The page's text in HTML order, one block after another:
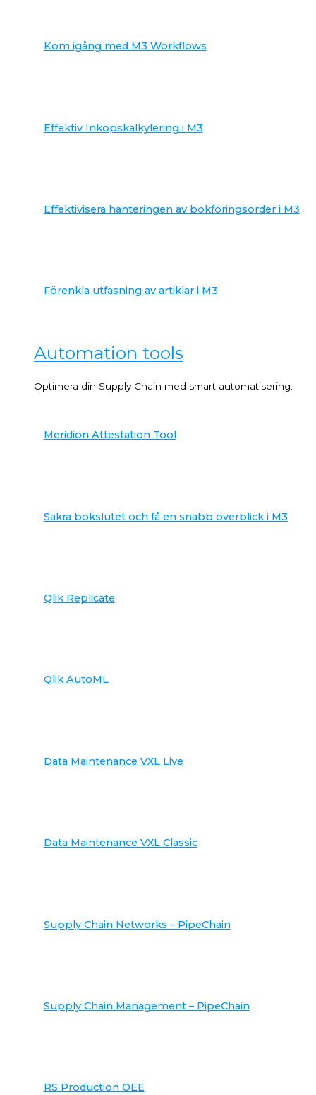
Kom igång med M3 Workflows
Effektiv Inköpskalkylering i M3
Effektivisera hanteringen av bokföringsorder i M3
Förenkla utfasning av artiklar i M3
Automation tools
Optimera din Supply Chain med smart automatisering.
Meridion Attestation Tool
Säkra bokslutet och få en snabb överblick i M3
Qlik Replicate
Qlik AutoML
Data Maintenance VXL Live
Data Maintenance VXL Classic
Supply Chain Networks – PipeChain
Supply Chain Management – PipeChain
RS Production OEE